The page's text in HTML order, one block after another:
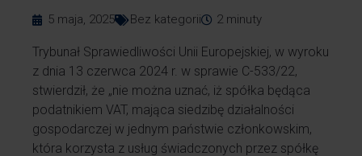
5 maja, 2025 Bez kategorii 2 minuty
Trybunał Sprawiedliwości Unii Europejskiej, w wyroku
z dnia 13 czerwca 2024 r. w sprawie C-533/22,
stwierdził, że „nie można uznać, iż spółka będąca
podatnikiem VAT, mająca siedzibę działalności
gospodarczej w jednym państwie członkowskim,
która korzysta z usług świadczonych przez spółkę